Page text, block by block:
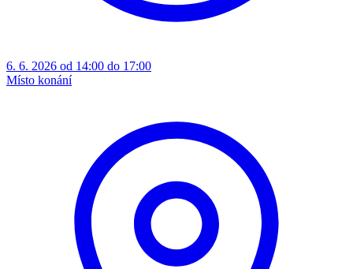
6. 6. 2026 od 14:00 do 17:00
Místo konání